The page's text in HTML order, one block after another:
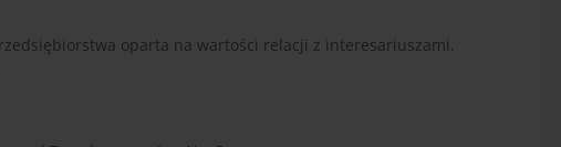
oparta na wartości relacji z interesariuszami,